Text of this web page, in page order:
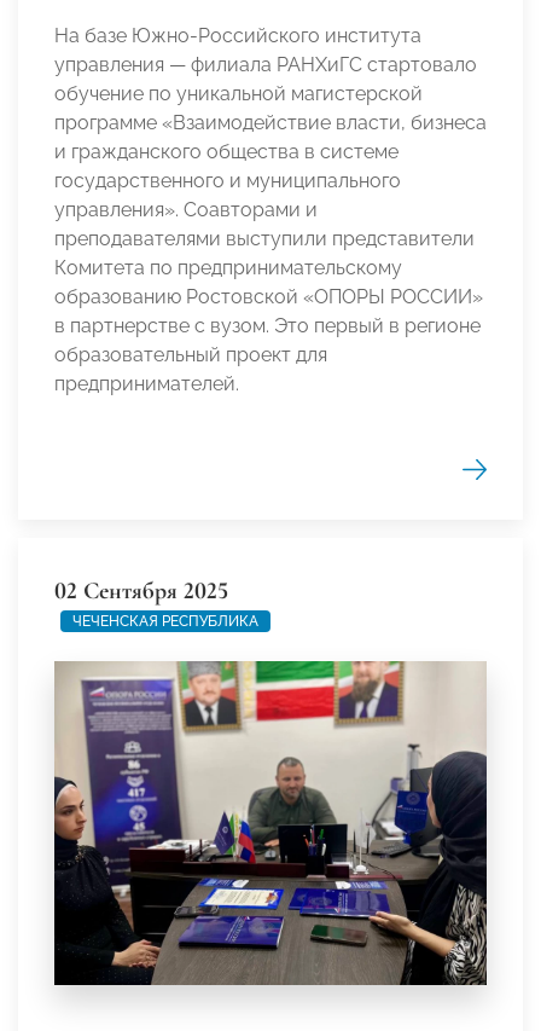
На базе Южно-Российского института
управления — филиала РАНХиГС стартовало
обучение по уникальной магистерской
программе «Взаимодействие власти, бизнеса
и гражданского общества в системе
государственного и муниципального
управления». Соавторами и
преподавателями выступили представители
Комитета по предпринимательскому
образованию Ростовской «ОПОРЫ РОССИИ»
в партнерстве с вузом. Это первый в регионе
образовательный проект для
предпринимателей.
02 Сентября 2025
ЧЕЧЕНСКАЯ РЕСПУБЛИКА